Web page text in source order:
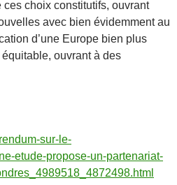
ces choix constitutifs, ouvrant
avec bien évidemment au
d’une Europe bien plus
ouvrant à des
sur-le-
etude-propose-un-partenariat-